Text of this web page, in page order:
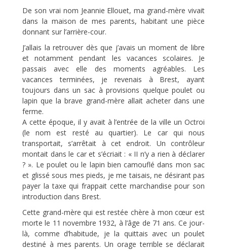
De son vrai nom Jeannie Ellouet, ma grand-mère vivait
dans la maison de mes parents, habitant une pièce
donnant sur l’arrière-cour.
J’allais la retrouver dès que j’avais un moment de libre
et notamment pendant les vacances scolaires. Je
passais avec elle des moments agréables. Les
vacances terminées, je revenais à Brest, ayant
toujours dans un sac à provisions quelque poulet ou
lapin que la brave grand-mère allait acheter dans une
ferme.
A cette époque, il y avait à l’entrée de la ville un Octroi
(le nom est resté au quartier). Le car qui nous
transportait, s’arrêtait à cet endroit. Un contrôleur
montait dans le car et s’écriait : « II n’y a rien à déclarer
? ». Le poulet ou le lapin bien camouflé dans mon sac
et glissé sous mes pieds, je me taisais, ne désirant pas
payer la taxe qui frappait cette marchandise pour son
introduction dans Brest.
Cette grand-mère qui est restée chère à mon cœur est
morte le 11 novembre 1932, à l’âge de 71 ans. Ce jour-
là, comme d’habitude, je la quittais avec un poulet
destiné à mes parents. Un orage terrible se déclarait